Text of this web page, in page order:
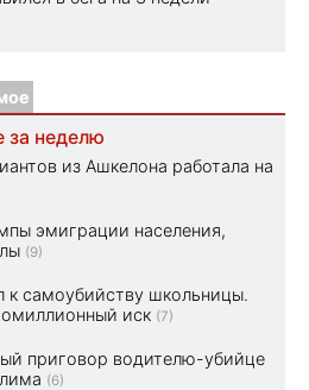
неделю
из Ашкелона работала на
эмиграции населения,
(9)
к самоубийству школьницы.
иск (7)
приговор водителю-убийце
(6)